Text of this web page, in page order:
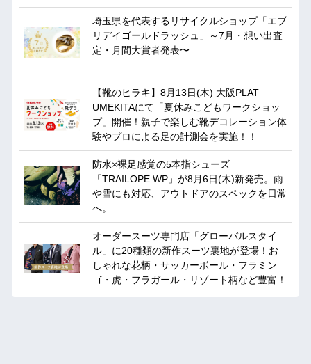
埼玉県を代表するリサイクルショップ「エブ
リデイゴールドラッシュ」～7月・想い出査
定・月間大賞者発表〜
【靴のヒラキ】8月13日(木) 大阪PLAT
UMEKITAにて「夏休みこどもワークショッ
プ」開催！親子で楽しむ靴デコレーション体
験やプロによる足の計測会を実施！！
防水×裸足感覚の5本指シューズ
「TRAILOPE WP」が8月6日(木)新発売。雨
や雪にも対応、アウトドアのスペックを日常
へ。
オーダースーツ専門店「グローバルスタイ
ル」に20種類の新作スーツ裏地が登場！お
しゃれな花柄・サッカーボール・フラミン
ゴ・虎・フラガール・リゾート柄など豊富！